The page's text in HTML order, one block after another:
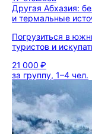
Другая Абхазия:
и термальные
Погрузиться в
туристов и
21 000 ₽
за группу, 1–4 чел.